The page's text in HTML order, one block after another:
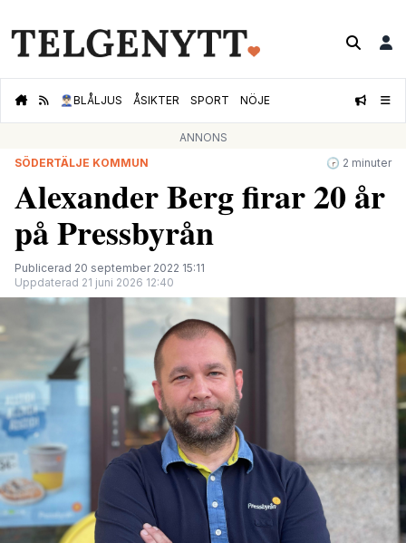
👮🏻‍♂️BLÅLJUS ÅSIKTER SPORT NÖJE
ANNONS
SÖDERTÄLJE KOMMUN
🕝 2 minuter
Alexander Berg firar 20 år
på Pressbyrån
Publicerad 20 september 2022 15:11
Uppdaterad 21 juni 2026 12:40